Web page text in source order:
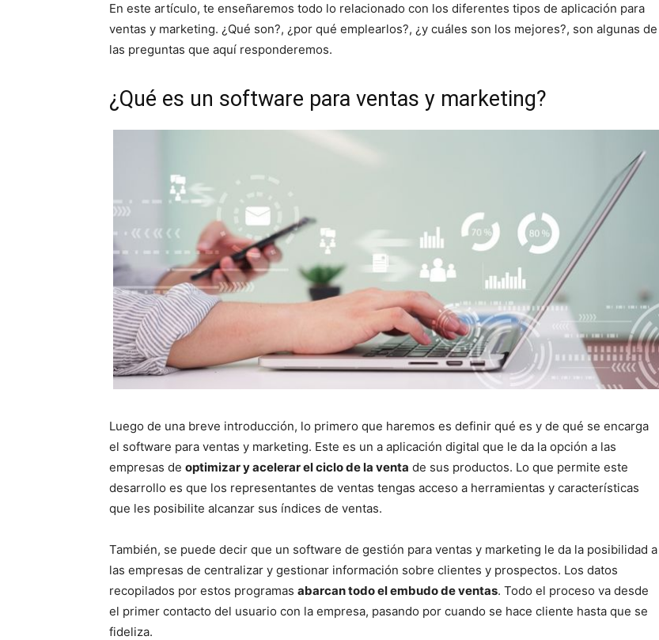
En este artículo, te enseñaremos todo lo relacionado con los diferentes tipos de aplicación para
ventas y marketing. ¿Qué son?, ¿por qué emplearlos?, ¿y cuáles son los mejores?, son algunas de
las preguntas que aquí responderemos.
¿Qué es un software para ventas y marketing?
Luego de una breve introducción, lo primero que haremos es definir qué es y de qué se encarga
el software para ventas y marketing. Este es un a aplicación digital que le da la opción a las
empresas de optimizar y acelerar el ciclo de la venta de sus productos. Lo que permite este
desarrollo es que los representantes de ventas tengas acceso a herramientas y características
que les posibilite alcanzar sus índices de ventas.
También, se puede decir que un software de gestión para ventas y marketing le da la posibilidad a
las empresas de centralizar y gestionar información sobre clientes y prospectos. Los datos
recopilados por estos programas abarcan todo el embudo de ventas. Todo el proceso va desde
el primer contacto del usuario con la empresa, pasando por cuando se hace cliente hasta que se
fideliza.